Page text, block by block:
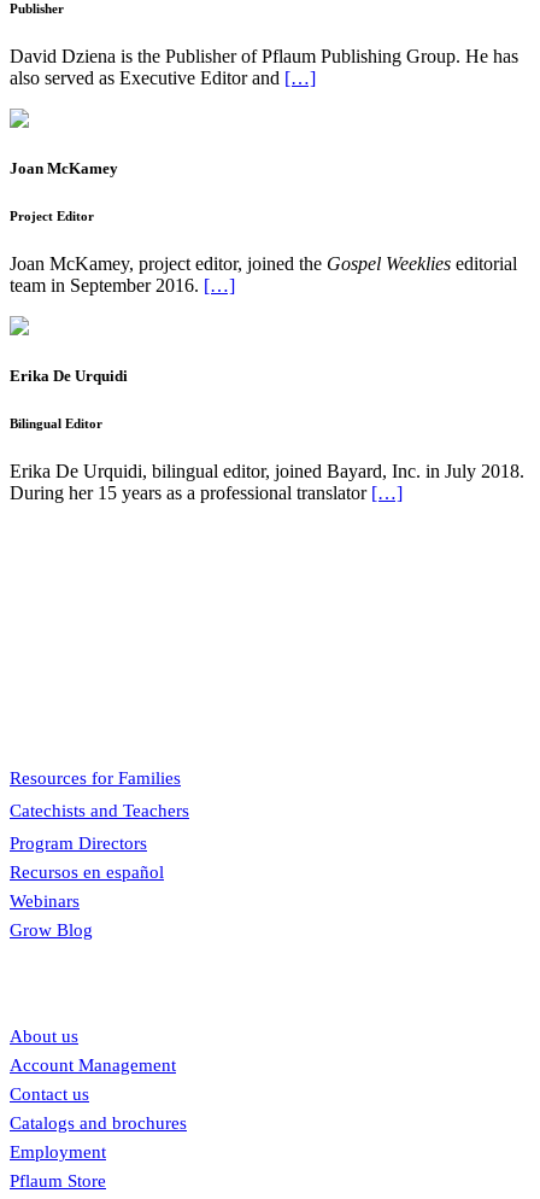
Publisher
David Dziena is the Publisher of Pflaum Publishing Group. He has
also served as Executive Editor and […]
Joan McKamey
Project Editor
Joan McKamey, project editor, joined the Gospel Weeklies editorial
team in September 2016. […]
Erika De Urquidi
Bilingual Editor
Erika De Urquidi, bilingual editor, joined Bayard, Inc. in July 2018.
During her 15 years as a professional translator […]
Resources for Families
Catechists and Teachers
Program Directors
Recursos en español
Webinars
Grow Blog
About us
Account Management
Contact us
Catalogs and brochures
Employment
Pflaum Store